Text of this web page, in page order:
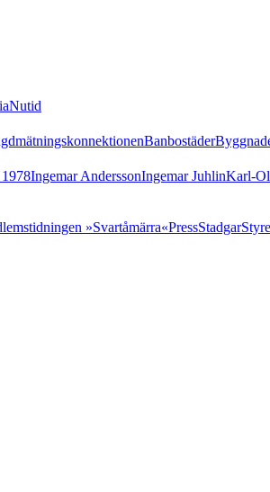
Nutid
Banbostäder
Ingemar AnderssonIngemar JuhlinKarl-
»Svartåmärra«PressStadgar